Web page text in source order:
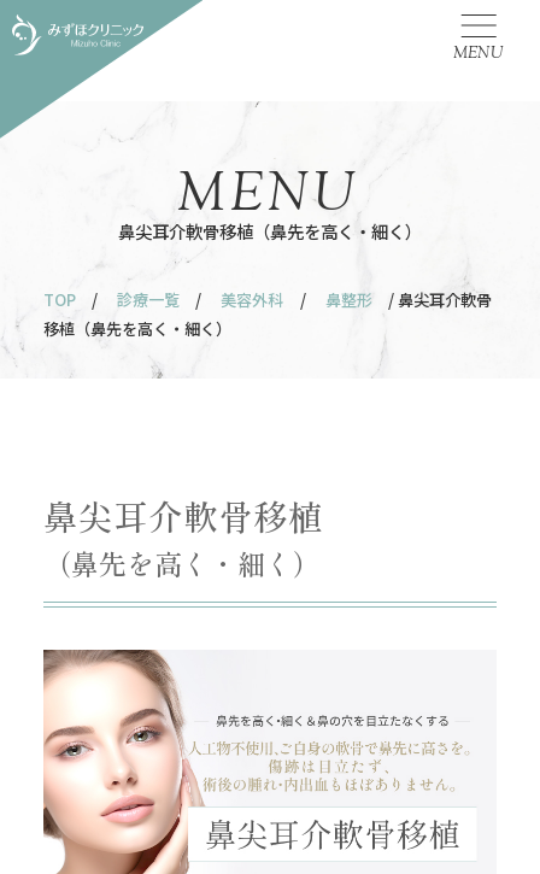
MENU
鼻尖耳介軟骨移植（鼻先を高く・細く）
MENU
TOP / 診療一覧 / 美容外科 / 鼻整形
/ 鼻尖耳介軟骨
移植（鼻先を高く・細く）
鼻尖耳介軟骨移植
（鼻先を高く・細く）